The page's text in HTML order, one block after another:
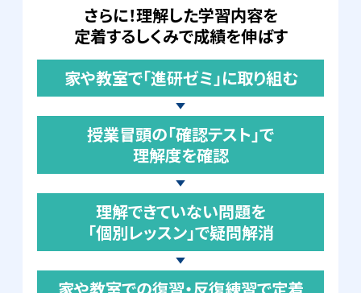
さらに！理解した学習内容を
定着するしくみで成績を伸ばす
家や教室で「進研ゼミ」に取り組む
授業冒頭の「確認テスト」で
理解度を確認
理解できていない問題を
「個別レッスン」で疑問解消
家や教室での復習・反復練習で定着